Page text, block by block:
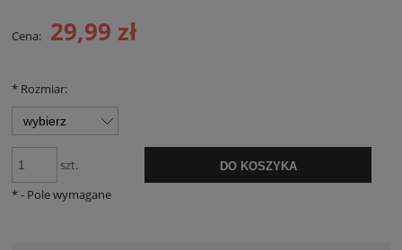
Cena: 29,99 zł
* Rozmiar:
szt. DO KOSZYKA
*- Pole wymagane